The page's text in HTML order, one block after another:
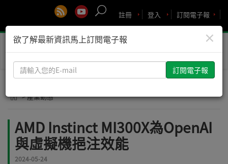
訂閱電子報
登入
註冊
Toggle
> 產業動態
AMD Instinct MI300X為OpenAI
與虛擬機挹注效能
2024-05-24
×
欲了解最新資訊馬上訂閱電子報
請
輸
您
E-
mail